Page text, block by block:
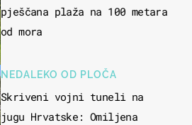
pješčana plaža na 100 metara
od mora
NEDALEKO OD PLOČA
Skriveni vojni tuneli na
jugu Hrvatske: Omiljena